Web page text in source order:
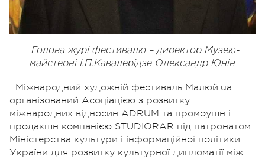
Голова журі фестивалю – директор Музею-
майстерні І.П.Кавалерідзе Олександр Юнін
Міжнародний художній фестиваль Малюй.ua
організований Асоціацією з розвитку
міжнародних відносин ADRUM та промоушн і
продакшн компанією STUDIORAR під патронатом
Міністерства культури і інформаційної політики
України для розвитку культурної дипломатії між